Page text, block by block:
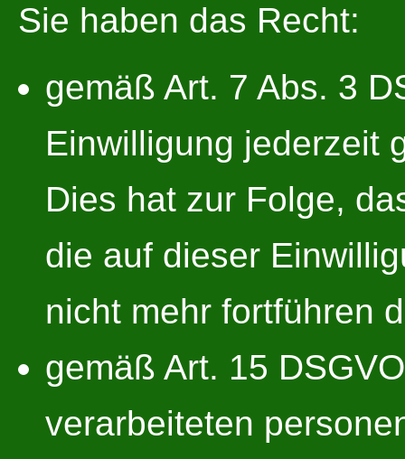
Sie haben das Recht:
gemäß Art. 7 Abs. 3
Einwilligung jederzeit
Dies hat zur Folge,
die auf dieser
nicht mehr fortführen
gemäß Art. 15
verarbeiteten